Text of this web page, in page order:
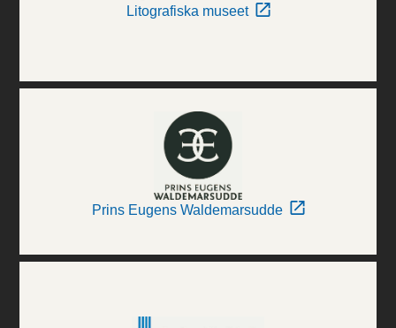
Litografiska museet
Prins Eugens Waldemarsudde